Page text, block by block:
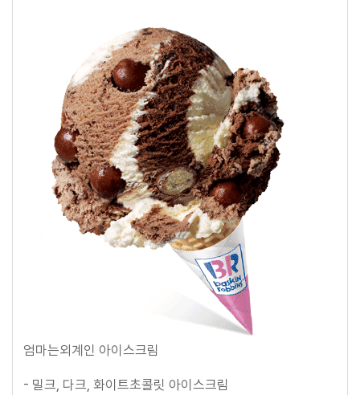
엄마는외계인 아이스크림
- 밀크, 다크, 화이트초콜릿 아이스크림